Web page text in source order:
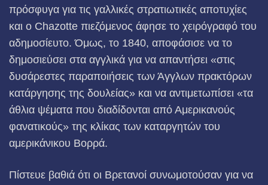
πρόσφυγα για τις γαλλικές στρατιωτικές αποτυχίες
και ο Chazotte πιεζόμενος άφησε το χειρόγραφό του
αδημοσίευτο. Όμως, το 1840, αποφάσισε να το
δημοσιεύσει στα αγγλικά για να απαντήσει «στις
δυσάρεστες παραποιήσεις των Άγγλων πρακτόρων
κατάργησης της δουλείας» και να αντιμετωπίσει «τα
άθλια ψέματα που διαδίδονται από Αμερικανούς
φανατικούς» της κλίκας των καταργητών του
αμερικάνικου Βορρά.
Πίστευε βαθιά ότι οι Βρετανοί συνωμοτούσαν για να